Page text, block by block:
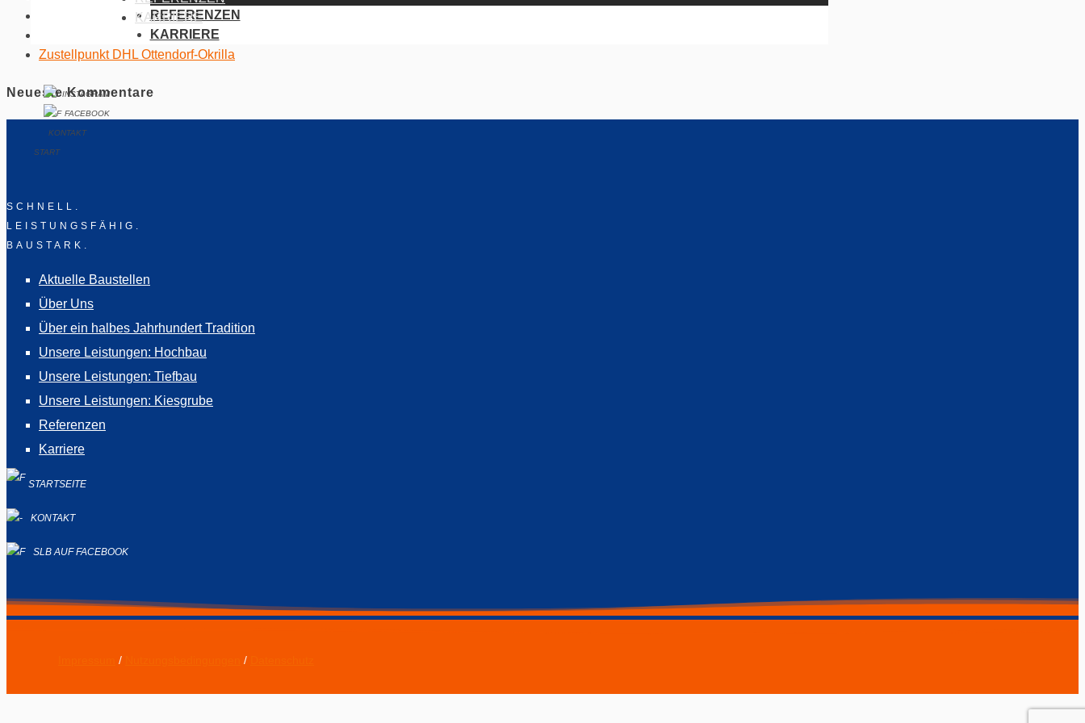
REFERENZEN
KARRIERE
INSTAGRAM
FACEBOOK
KONTAKT
START
KARRIERE
Kolkwitz: Rohbau Schulkomplex
Zustellpunkt DHL Senftenberg
Zustellpunkt DHL Ottendorf-Okrilla
Neueste Kommentare
SCHNELL.
LEISTUNGSFÄHIG.
BAUSTARK.
Aktuelle Baustellen
Über Uns
Über ein halbes Jahrhundert Tradition
Unsere Leistungen: Hochbau
Unsere Leistungen: Tiefbau
Unsere Leistungen: Kiesgrube
Referenzen
Karriere
STARTSEITE
KONTAKT
SLB AUF FACEBOOK
/ /